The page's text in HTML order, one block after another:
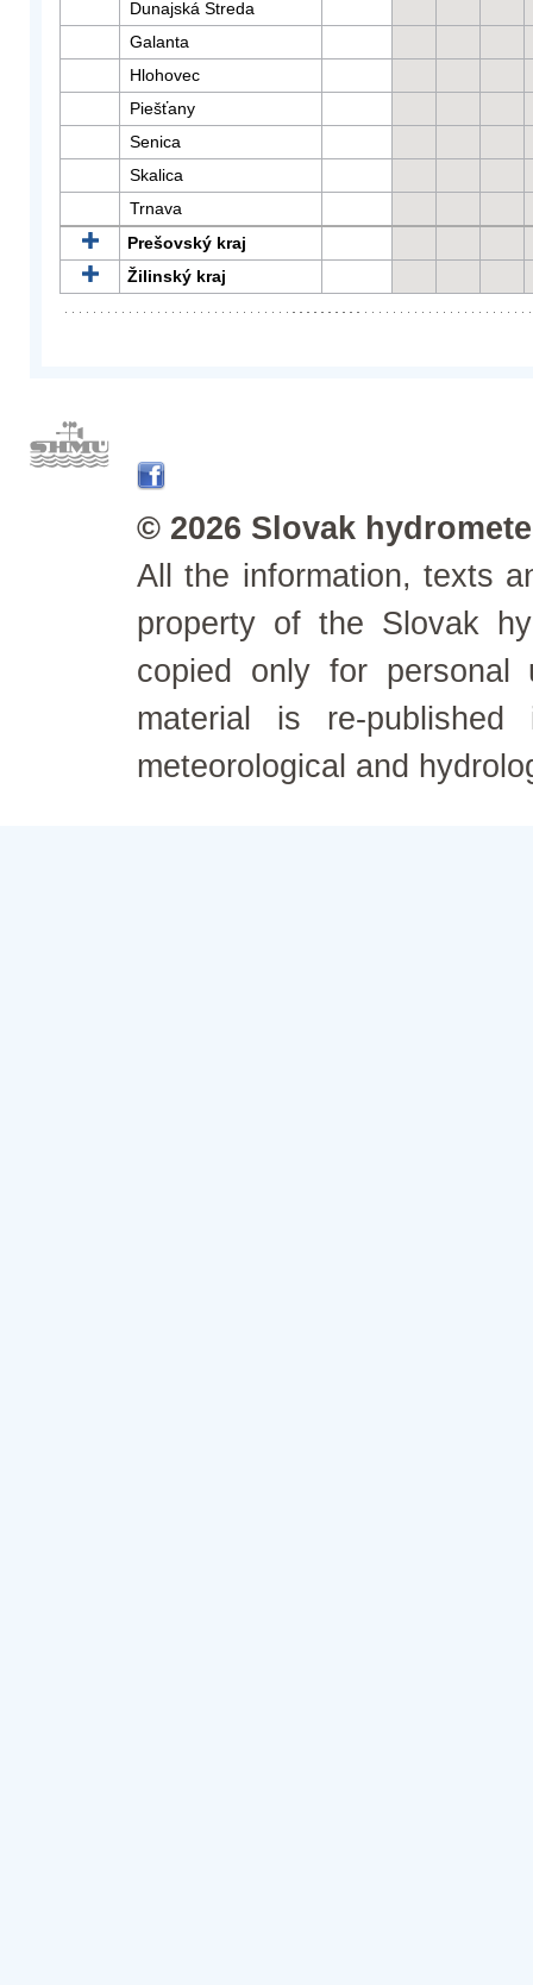
Dunajská Streda
Galanta
Hlohovec
Piešťany
Senica
Skalica
Trnava
Prešovský kraj
Žilinský kraj
© 2026 Slovak
All the information, texts
property of the Slovak
copied only for personal
material is re-
meteorological and